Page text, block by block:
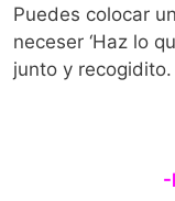
Puedes colocar
neceser ‘Haz lo
junto y recogidito.
-